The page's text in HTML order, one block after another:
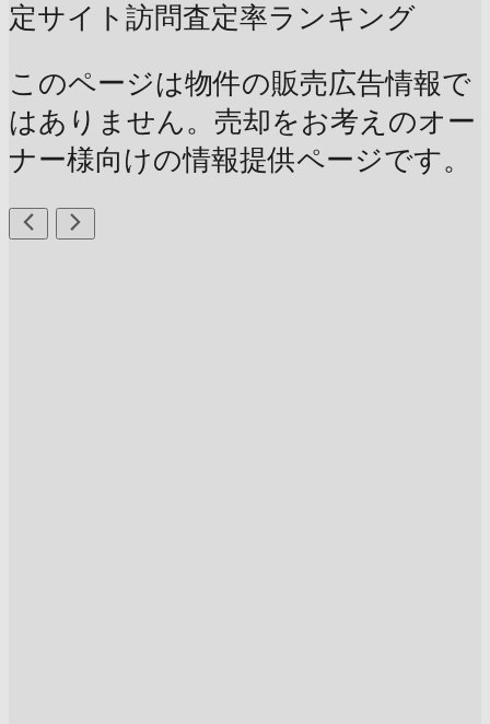
定サイト訪問査定率ランキング
このページは物件の販売広告情報で
はありません。売却をお考えのオー
ナー様向けの情報提供ページです。